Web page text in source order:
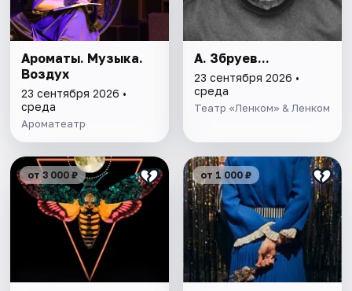
Ароматы. Музыка.
Воздух
23 сентября 2026 •
среда
Ароматеатр
А. Збруев...
23 сентября 2026 •
среда
Театр «Ленком» & Ленком
от 3 000 ₽ от 1 000 ₽